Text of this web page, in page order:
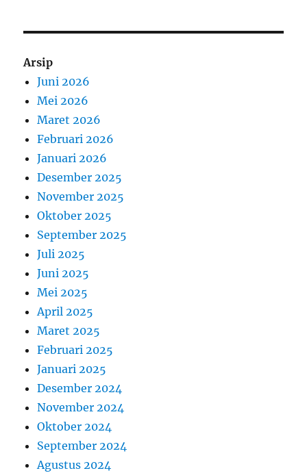
Arsip
Juni 2026
Mei 2026
Maret 2026
Februari 2026
Januari 2026
Desember 2025
November 2025
Oktober 2025
September 2025
Juli 2025
Juni 2025
Mei 2025
April 2025
Maret 2025
Februari 2025
Januari 2025
Desember 2024
November 2024
Oktober 2024
September 2024
Agustus 2024